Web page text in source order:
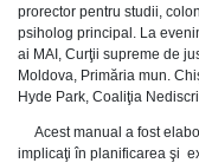
prorector pentru studii,
psiholog principal. La
ai MAI, Curţii supreme de
Moldova, Primăria mun.
Hyde Park, Coaliţia
Acest manual a fost
implicaţi în planificarea şi